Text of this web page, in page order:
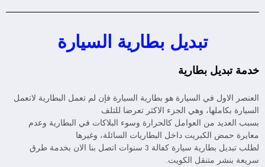
تبديل بطارية السيارة
خدمة تبديل بطارية
العنصر الاول في السيارة هو بطارية السيارة فإن لم تعمل البطارية لاتعمل
السيارة بكاملها، وهي الجزء الاكثر تعرضا للتلف
بسبب العديد من العوامل كالحرارة وسوء البلاكات في البطارية وعدم
معايرة حمض الكبريت داخل البطاريات السائلة، وغيرها
لطلب تبديل بطارية سيارة كفالة 3 سنوات اتصل بنا الان بخدمة طرق
سريعة بنشر متنقل الكويت.